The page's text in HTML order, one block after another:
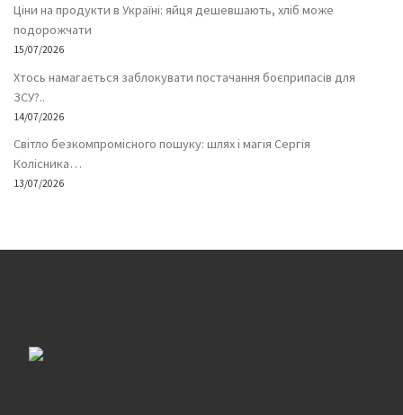
Ціни на продукти в Україні: яйця дешевшають, хліб може
подорожчати
15/07/2026
Хтось намагається заблокувати постачання боєприпасів для
ЗСУ?..
14/07/2026
Світло безкомпромісного пошуку: шлях і магія Сергія
Колісника…
13/07/2026